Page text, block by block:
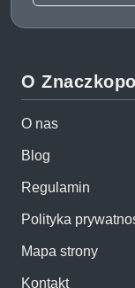
O
O nas
Blog
Regulamin
Polityka
Mapa strony
Kontakt